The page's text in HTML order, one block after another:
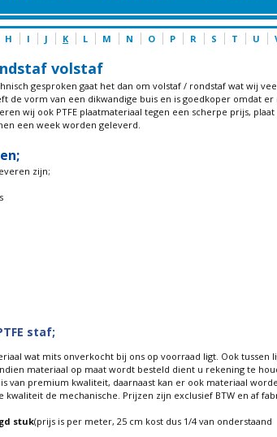
H I J K L M N O P R S T U
volstaf
gesproken gaat het dan om volstaf / rondstaf wat wij
de vorm van een dikwandige buis en is goedkoper omdat
wij ook PTFE plaatmateriaal tegen een scherpe prijs,
een week worden geleverd.
zijn;
staf;
wat mits onverkocht bij ons op voorraad ligt. Ook tussen
materiaal op maat wordt besteld dient u rekening te
van premium kwaliteit, daarnaast kan er ook materiaal
kwaliteit de mechanische. Prijzen zijn exclusief BTW en af
stuk(prijs is per meter, 25 cm kost dus 1/4 van onderstaand